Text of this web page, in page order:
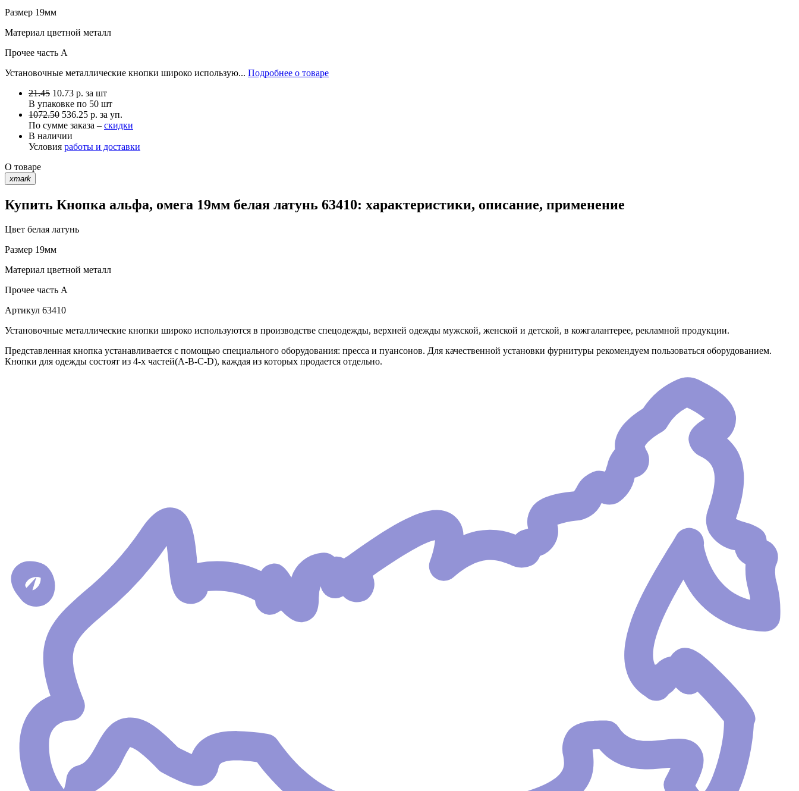
Размер 19мм
Материал цветной металл
Прочее часть A
Установочные металлические кнопки широко использую... Подробнее о товаре
21.45 10.73 р. за шт
В упаковке по 50 шт
1072.50 536.25 р. за уп.
По сумме заказа – скидки
В наличии
Условия работы и доставки
О товаре
xmark
Купить Кнопка альфа, омега 19мм белая латунь 63410: характеристики, описание, применение
Цвет белая латунь
Размер 19мм
Материал цветной металл
Прочее часть A
Артикул 63410
Установочные металлические кнопки широко используются в производстве спецодежды, верхней одежды мужской, женской и детской, в кожгалантерее, рекламной продукции.
Представленная кнопка устанавливается с помощью специального оборудования: пресса и пуансонов. Для качественной установки фурнитуры рекомендуем пользоваться оборудованием.
Кнопки для одежды состоят из 4-х частей(А-В-С-D), каждая из которых продается отдельно.